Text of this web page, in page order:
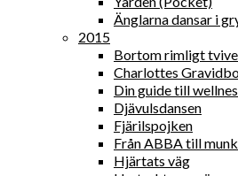
Änglarna dansar i
2015
Bortom rimligt
Charlottes
Din guide till
Djävulsdansen
Fjärilspojken
Från ABBA till
Hjärtats väg